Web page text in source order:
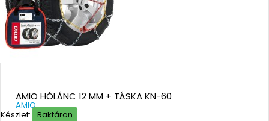
AMIO HÓLÁNC 12 MM + TÁSKA KN-60
AMIO
Készlet:
Raktáron